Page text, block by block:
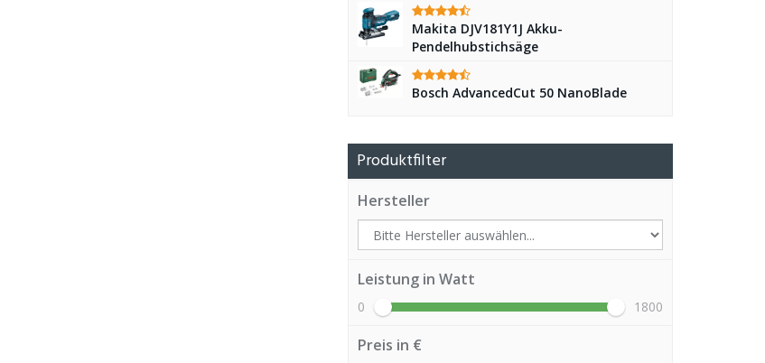
Makita DJV181Y1J Akku-
Pendelhubstichsäge
Bosch AdvancedCut 50 NanoBlade
Produktfilter
Hersteller
Leistung in Watt
0 1800
Preis in €